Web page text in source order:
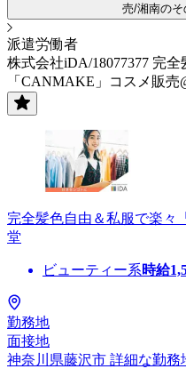
売/湘南の
派遣労働者
株式会社iDA/18077377 完
「CANMAKE」コスメ販売
完全髪色自由＆私服で楽々
堂
ビューティー系時給
勤務地
面接地
神奈川県藤沢市 詳細な勤